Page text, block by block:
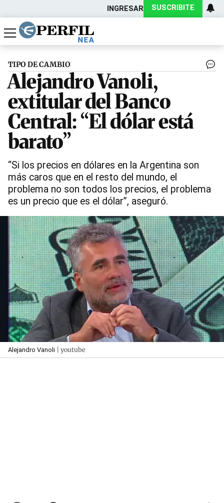
INGRESAR SUSCRIBITE
Política
Economía
Actualidad
TIPO DE CAMBIO
Alejandro Vanoli,
extitular del Banco
Central: “El dólar está
barato”
“Si los precios en dólares en la Argentina son
más caros que en el resto del mundo, el
problema no son todos los precios, el problema
es un precio que es el dólar”, aseguró.
Alejandro Vanoli | youtube